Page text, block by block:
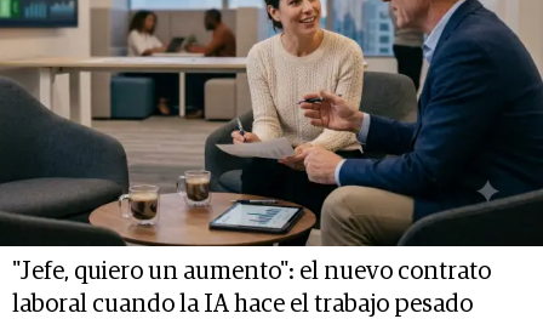
"Jefe, quiero un aumento": el nuevo contrato
laboral cuando la IA hace el trabajo pesado